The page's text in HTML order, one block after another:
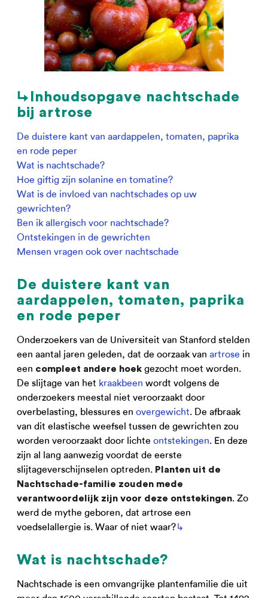
↳Inhoudsopgave nachtschade
bij artrose
De duistere kant van aardappelen, tomaten, paprika
en rode peper
Wat is nachtschade?
Hoe giftig zijn solanine en tomatine?
Wat is de invloed van nachtschades op uw
gewrichten?
Ben ik allergisch voor nachtschade?
Ontstekingen in de gewrichten
Mensen vragen ook over nachtschade
De duistere kant van
aardappelen, tomaten, paprika
en rode peper
Onderzoekers van de Universiteit van Stanford stelden
een aantal jaren geleden, dat de oorzaak van artrose in
een compleet andere hoek gezocht moet worden.
De slijtage van het kraakbeen wordt volgens de
onderzoekers meestal niet veroorzaakt door
overbelasting, blessures en overgewicht. De afbraak
van dit elastische weefsel tussen de gewrichten zou
worden veroorzaakt door lichte ontstekingen. En deze
zijn al lang aanwezig voordat de eerste
slijtageverschijnselen optreden. Planten uit de
Nachtschade-familie zouden mede
verantwoordelijk zijn voor deze ontstekingen. Zo
werd de mythe geboren, dat artrose een
voedselallergie is. Waar of niet waar?↳
Wat is nachtschade?
Nachtschade is een omvangrijke plantenfamilie die uit